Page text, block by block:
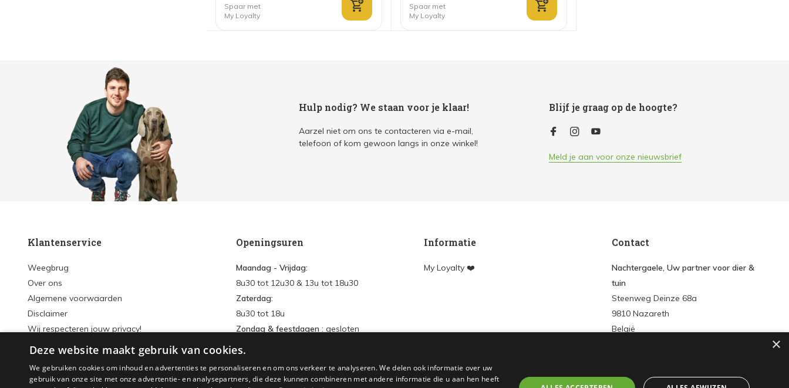
Spaar met
My Loyalty
Spaar met
My Loyalty
Hulp nodig? We staan voor je klaar!
Aarzel niet om ons te contacteren via e-mail,
telefoon of kom gewoon langs in onze winkel!
Blijf je graag op de hoogte?
Meld je aan voor onze nieuwsbrief
Klantenservice
Weegbrug
Over ons
Algemene voorwaarden
Disclaimer
Wij respecteren jouw privacy!
Verzenden & retourneren
Openingsuren
Maandag - Vrijdag:
8u30 tot 12u30 & 13u tot 18u30
Zaterdag:
8u30 tot 18u
Zondag & feestdagen : gesloten
Inloggen
Account aanmaken
Informatie
My Loyalty ❤️
Contact
Nachtergaele, Uw partner voor dier &
tuin
Steenweg Deinze 68a
9810 Nazareth
België
×
Deze website maakt gebruik van cookies.
We gebruiken cookies om inhoud en advertenties te personaliseren en om ons verkeer te analyseren. We delen ook informatie over uw
gebruik van onze site met onze advertentie- en analysepartners, die deze kunnen combineren met andere informatie die u aan hen heeft